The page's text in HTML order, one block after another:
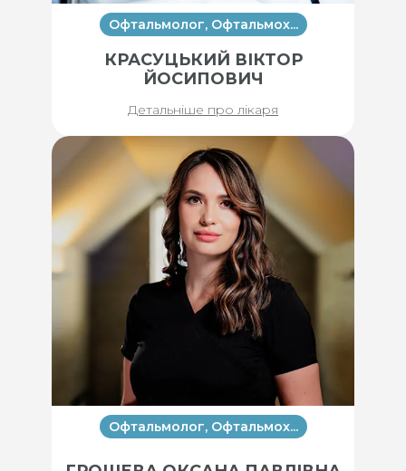
Офтальмолог, Офтальмох...
КРАСУЦЬКИЙ ВІКТОР
ЙОСИПОВИЧ
Детальніше про лікаря
Офтальмолог, Офтальмох...